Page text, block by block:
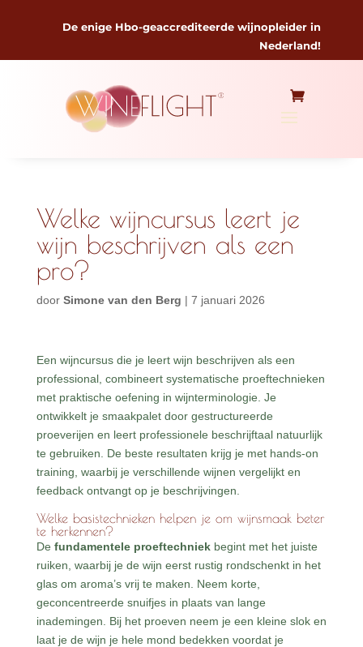
De enige Hbo-geaccrediteerde wijnopleider in
Nederland!
Welke wijncursus leert je
wijn beschrijven als een
pro?
door Simone van den Berg | 7 januari 2026
Een wijncursus die je leert wijn beschrijven als een
professional, combineert systematische proeftechnieken
met praktische oefening in wijnterminologie. Je
ontwikkelt je smaakpalet door gestructureerde
proeverijen en leert professionele beschrijftaal natuurlijk
te gebruiken. De beste resultaten krijg je met hands-on
training, waarbij je verschillende wijnen vergelijkt en
feedback ontvangt op je beschrijvingen.
Welke basistechnieken helpen je om wijnsmaak beter
te herkennen?
De fundamentele proeftechniekbegint met het juiste
ruiken, waarbij je de wijn eerst rustig rondschenkt in het
glas om aroma’s vrij te maken. Neem korte,
geconcentreerde snuifjes in plaats van lange
inademingen. Bij het proeven neem je een kleine slok en
laat je de wijn je hele mond bedekken voordat je